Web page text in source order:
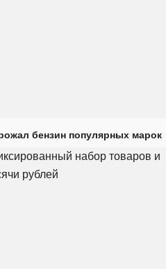
бензин популярных марок